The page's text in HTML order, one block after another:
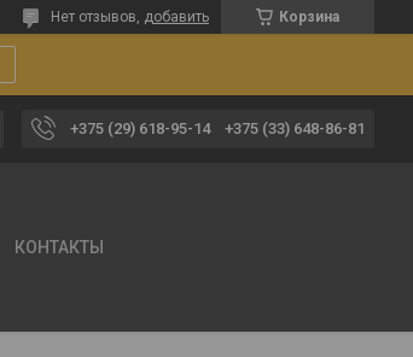
Корзина
Нет отзывов, добавить
+375 (29) 618-95-14 +375 (33) 648-86-81
КОНТАКТЫ